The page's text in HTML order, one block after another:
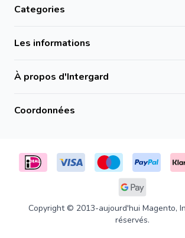
Categories
Les informations
À propos d'Intergard
Coordonnées
Copyright © 2013-aujourd'hui Magento,
réservés.